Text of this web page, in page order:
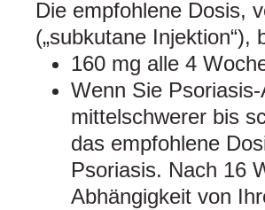
Die empfohlene Dosis,
(„subkutane Injektion“),
160 mg alle 4
Wenn Sie
mittelschwerer bis
das empfohlene
Psoriasis. Nach 16
Abhängigkeit von